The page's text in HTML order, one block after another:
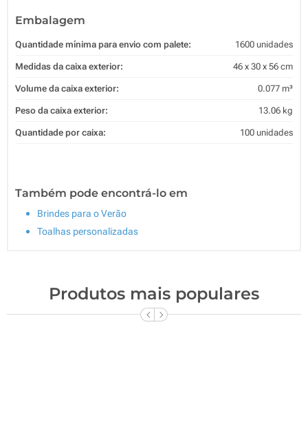
Embalagem
Quantidade mínima para envio com palete: 1600 unidades
Medidas da caixa exterior: 46 x 30 x 56 cm
Volume da caixa exterior: 0.077 m³
Peso da caixa exterior: 13.06 kg
Quantidade por caixa: 100 unidades
Também pode encontrá-lo em
Brindes para o Verão
Toalhas personalizadas
Produtos mais populares